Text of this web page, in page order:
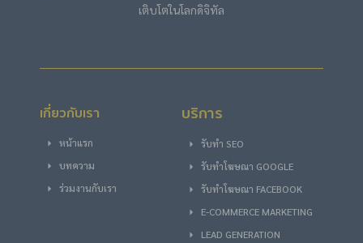
เติบโตในโลกดิจิทัล
เกี่ยวกับเรา
หน้าแรก
บทความ
ร่วมงานกับเรา
บริการ
รับทำ SEO
รับทําโฆษณา GOOGLE
รับทําโฆษณา FACEBOOK
E-COMMERCE MARKETING
LEAD GENERATION